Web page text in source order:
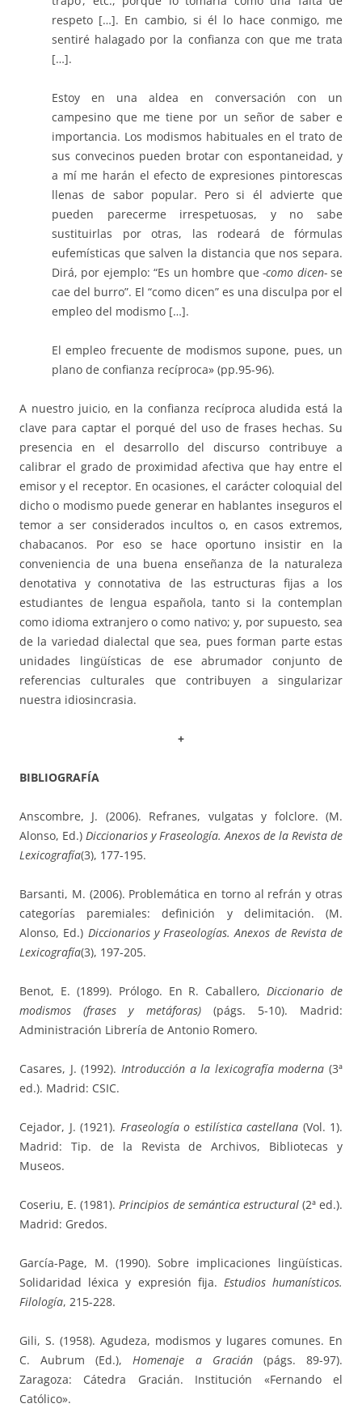
respeto […]. En cambio, si él lo hace conmigo, me
sentiré halagado por la confianza con que me trata
[…].
Estoy en una aldea en conversación con un
campesino que me tiene por un señor de saber e
importancia. Los modismos habituales en el trato de
sus convecinos pueden brotar con espontaneidad, y
a mí me harán el efecto de expresiones pintorescas
llenas de sabor popular. Pero si él advierte que
pueden parecerme irrespetuosas, y no sabe
sustituirlas por otras, las rodeará de fórmulas
eufemísticas que salven la distancia que nos separa.
Dirá, por ejemplo: “Es un hombre que-como dicen-se
cae del burro”. El “como dicen” es una disculpa por el
empleo del modismo […].
El empleo frecuente de modismos supone, pues, un
plano de confianza recíproca» (pp.95-96).
A nuestro juicio, en la confianza recíproca aludida está la
clave para captar el porqué del uso de frases hechas. Su
presencia en el desarrollo del discurso contribuye a
calibrar el grado de proximidad afectiva que hay entre el
emisor y el receptor. En ocasiones, el carácter coloquial del
dicho o modismo puede generar en hablantes inseguros el
temor a ser considerados incultos o, en casos extremos,
chabacanos. Por eso se hace oportuno insistir en la
conveniencia de una buena enseñanza de la naturaleza
denotativa y connotativa de las estructuras fijas a los
estudiantes de lengua española, tanto si la contemplan
como idioma extranjero o como nativo; y, por supuesto, sea
de la variedad dialectal que sea, pues forman parte estas
unidades lingüísticas de ese abrumador conjunto de
referencias culturales que contribuyen a singularizar
nuestra idiosincrasia.
+
BIBLIOGRAFÍA
Anscombre, J. (2006). Refranes, vulgatas y folclore. (M.
Alonso, Ed.) Diccionarios y Fraseología. Anexos de la Revista de
Lexicografía(3), 177-195.
Barsanti, M. (2006). Problemática en torno al refrán y otras
categorías paremiales: definición y delimitación. (M.
Alonso, Ed.) Diccionarios y Fraseologías. Anexos de Revista de
Lexicografía(3), 197-205.
Benot, E. (1899). Prólogo. En R. Caballero,Diccionario de
modismos (frases y metáforas)(págs. 5-10). Madrid:
Administración Librería de Antonio Romero.
Casares, J. (1992). Introducción a la lexicografía moderna (3ª
ed.). Madrid: CSIC.
Cejador, J. (1921). Fraseología o estilística castellana (Vol. 1).
Madrid: Tip. de la Revista de Archivos, Bibliotecas y
Museos.
Coseriu, E. (1981).Principios de semántica estructural(2ª ed.).
Madrid: Gredos.
García-Page, M. (1990). Sobre implicaciones lingüísticas.
Solidaridad léxica y expresión fija. Estudios humanísticos.
Filología, 215-228.
Gili, S. (1958). Agudeza, modismos y lugares comunes. En
C. Aubrum (Ed.),Homenaje a Gracián(págs. 89-97).
Zaragoza: Cátedra Gracián. Institución «Fernando el
Católico».